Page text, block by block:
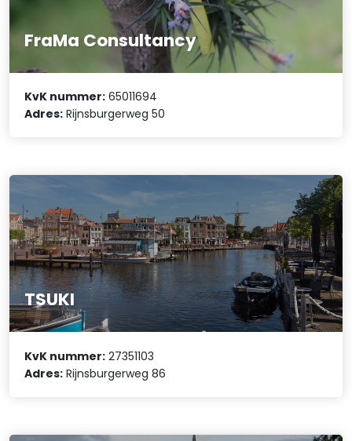
FraMa Consultancy
KvK nummer: 65011694
Adres: Rijnsburgerweg 50
TSUKI
KvK nummer: 27351103
Adres: Rijnsburgerweg 86